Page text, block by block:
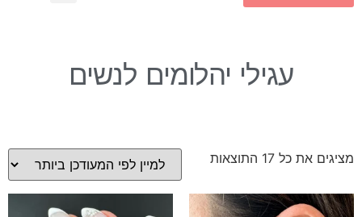
עגילי יהלומים לנשים
מציגים את כל ⁦17⁩ התוצאות